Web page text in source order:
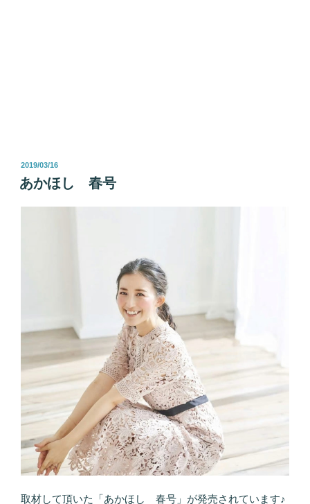
投
稿
日:
2019/03/16
あかほし 春号
取材して頂いた「あかほし 春号」が発売されています♪